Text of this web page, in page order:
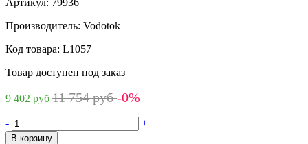
Производитель: Vodotok
Код товара: L1057
Товар доступен под заказ
9 402 руб 11 754 руб-0%
- +
В корзину